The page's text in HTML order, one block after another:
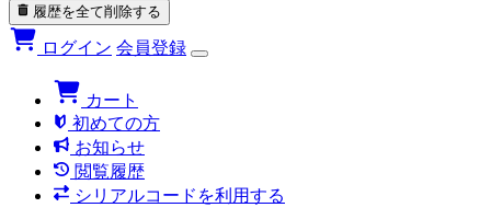
履歴を全て削除する
ログイン 会員登録
カート
初めての方
お知らせ
閲覧履歴
シリアルコードを利用する